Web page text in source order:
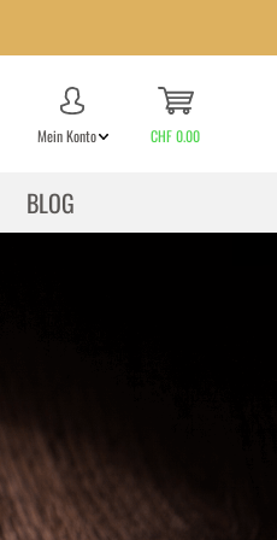
Mein Konto CHF 0.00
BLOG